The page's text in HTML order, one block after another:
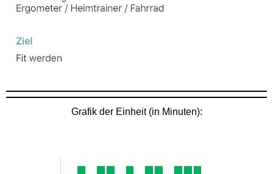
Grafik der Einheit (in Minuten):